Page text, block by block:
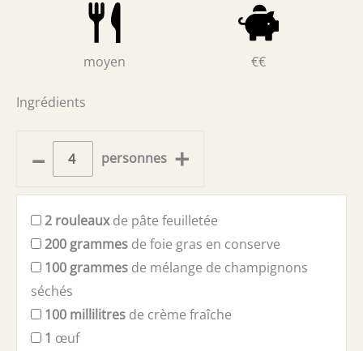
moyen €€
Ingrédients
– personnes +
2 rouleauxde pâte feuilletée
200 grammes de foie gras en conserve
100 grammes de mélange de champignons
séchés
100 millilitres de crème fraîche
1 œuf